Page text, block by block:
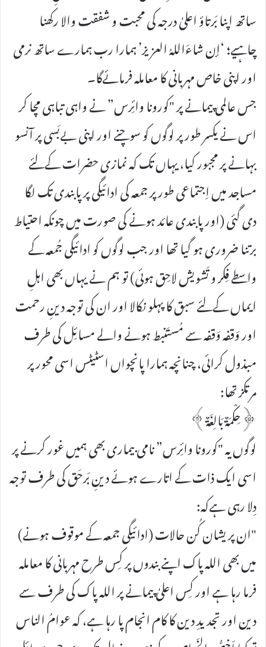
ساتھ اپنا بَرتاؤ اعلیٰ درجہ کی محبت و شفقت والا رکھنا
چاہیے؛ ‘إن شاءَاللہُ العزیز’ ہمارا رب ہمارے ساتھ نرمی
اور اپنی خاص مہربانی کا معاملہ فرمائےگا۔
جس عالمی پیمانے پر "کورونا وائِرس” نے واہی تباہی مچا کر
اس نے یکسر طور پر لوگوں کو سوچنے اور اپنی بےبَسی پر آنسو
بہانے پر مجبور کیا، یہاں تک کہ نمازی حضرات کےلئے
مساجد میں اِجتماعی طور پر جمعہ کی ادائیگی پر پابندی تک لگا
دی گئی (اور پابندی عائد ہونے کی صورت میں چونکہ احتیاط
برتنا ضروری ہو گیا تھا اور جب لوگوں کو ادائیگی جُمعہ کے
واسطے فِکر و تَشویش لاحِق ہوئی) تو ہم نے یہاں بھی اہلِ
ایماں کےلئے سبق کا پہلو نکالا اور ان کی توجہ دینِ رحمت
اور وَقفہ وَقفہ سے مُستَنبط ہونے والے مسائِل کی طرف
مبذول کرائی، چنانچہ ہمارا پانچواں اسٹیٹس اسی محور پر
مرتکز تھا:
﴿حِکْمَۃٌ بَالِغَۃٌ﴾
لوگوں یہ "کورونا وائِرس” نامی بیماری بھی ہمیں غور کرنے پر
اسی ایک ذات کے اتارے ہوئے دینِ بَرحَق کی طرف توجہ
دِلا رہی ہےکہ:
"ان پریشان کُن حالات (ادائیگی جمعہ کے موقوف ہونے)
میں بھی اللہ پاک اپنے بندوں پر کِس طرح مہربانی کا معاملہ
فرما رہا ہے اور کِس اعلیٰ پیمانے پر اللہ پاک کی طرف سے
دین اور تجدیدِ دین کا کام انجام پا رہا ہے، کہ عوامُ الناس